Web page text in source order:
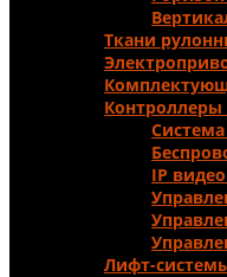
Ткани
Система
IP
Лифт-